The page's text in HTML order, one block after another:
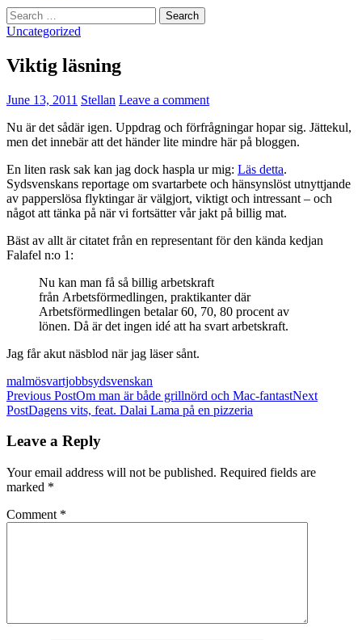
Search
for:
Uncategorized
Viktig läsning
June 13, 2011 Stellan Leave a comment
Nu är det sådär igen. Uppdrag och förfrågningar hopar sig. Jättekul,
men det innebär att det händer lite mindre här på bloggen.
En liten rask sak kan jag dock haspla ur mig: Läs detta.
Sydsvenskans reportage om svartarbete och hänsynslöst utnyttjande
av papperslösa flyktingar är välgjort, viktigt och intressant – och
något att tänka på när vi fortsätter vår jakt på billig mat.
Bäst av allt är citatet från en representant för den kända kedjan
Falafel n:o 1:
Nu kan man få så billig arbetskraft
från Arbetsförmedlingen, praktikanter där
Arbetsförmedlingen betalar 60, 70, 80 procent av
lönen. Då är det ingen idé att ha svart arbetskraft.
Jag får akut näsblod när jag läser sånt.
malmösvartjobbsydsvenskan
Post
navigation
Previous PostOm man är både grillnörd och Mac-fantastNext
PostDagens vits, feat. Dalai Lama på en pizzeria
Leave a Reply
Your email address will not be published. Required fields are
marked *
Comment *